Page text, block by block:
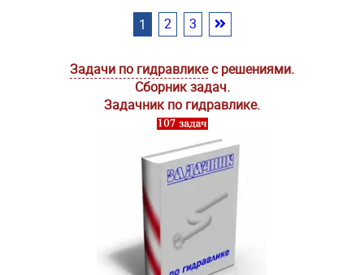
Задачи по гидравликес решениями.
Сборник задач.
Задачник по гидравлике.
1 2 3